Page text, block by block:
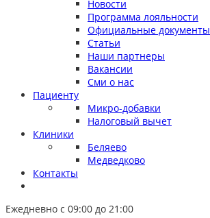
Новости
Программа лояльности
Официальные документы
Статьи
Наши партнеры
Вакансии
Сми о нас
Пациенту
Микро-добавки
Налоговый вычет
Клиники
Беляево
Медведково
Контакты
Ежедневно с 09:00 до 21:00